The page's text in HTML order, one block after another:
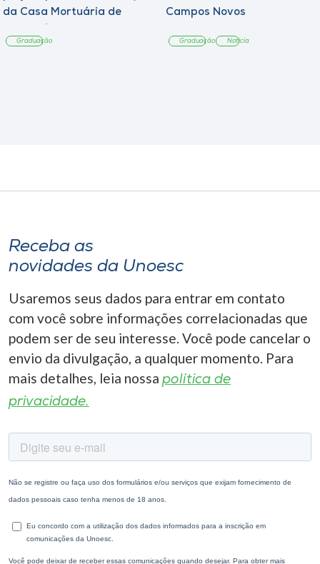
da Casa Mortuária de
Graduação
Campos Novos
Graduação Notícia
Receba as
novidades da Unoesc
Usaremos seus dados para entrar em contato
com você sobre informações correlacionadas que
podem ser de seu interesse. Você pode cancelar o
envio da divulgação, a qualquer momento. Para
mais detalhes, leia nossa política de
privacidade.